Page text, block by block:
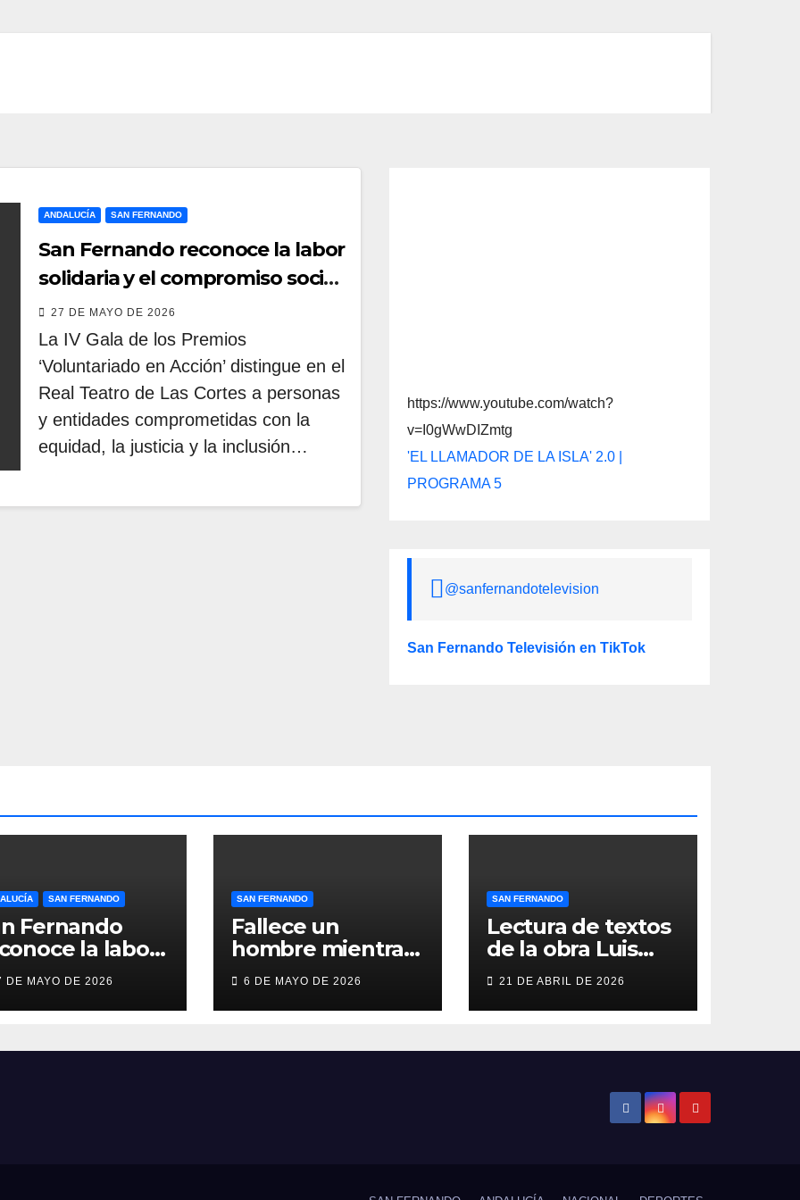
ANDALUCÍA SAN FERNANDO
San Fernando reconoce la labor
solidaria y el compromiso social
de Juan y Medio, ProLibertas y
TDAH San Fernando
27 DE MAYO DE 2026
La IV Gala de los Premios
‘Voluntariado en Acción’ distingue en el
Real Teatro de Las Cortes a personas
y entidades comprometidas con la
equidad, la justicia y la inclusión…
https://www.youtube.com/watch?
v=I0gWwDIZmtg
'EL LLAMADOR DE LA ISLA' 2.0 |
PROGRAMA 5
@sanfernandotelevision
San Fernando Televisión en TikTok
SAN FERNANDO
Fernando
la labor
y el
de Juan y
DE MAYO DE 2026
SAN FERNANDO
Fallece un
hombre mientras
practicaba
deporte en un
gimnasio de San
6 DE MAYO DE 2026
SAN FERNANDO
Lectura de textos
de la obra Luis
Berenguer en la
Galería ERA
21 DE ABRIL DE 2026